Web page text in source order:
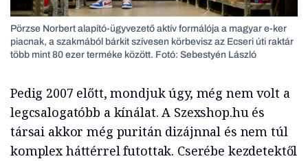
Pörzse Norbert alapító-ügyvezető aktív formálója a magyar e-ker
piacnak, a szakmából bárkit szívesen körbevisz az Ecseri úti raktár
több mint 80 ezer terméke között. Fotó: Sebestyén László
Pedig 2007 előtt, mondjuk úgy, még nem volt a
legcsalogatóbb a kínálat. A Szexshop.hu és
társai akkor még puritán dizájnnal és nem túl
komplex háttérrel futottak. Cserébe kezdetektől